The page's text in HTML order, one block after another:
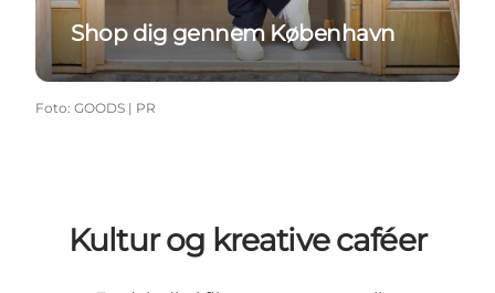
Shop dig gennem København
Foto: GOODS | PR
Kultur og kreative caféer